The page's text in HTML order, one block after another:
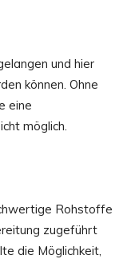
und hier
können. Ohne
eine
möglich.
Rohstoffe
zugeführt
die Möglichkeit,